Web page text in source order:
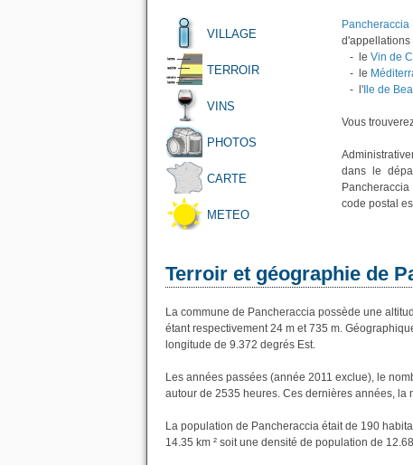
VILLAGE
TERROIR
VINS
PHOTOS
CARTE
METEO
Pancheraccia
d'appellations
- le Vin de
- le
- l' Ile de
Vous
dans le
code postal
Terroir et géographie de
La commune de Pancheraccia possède une
étant respectivement 24 m et 735 m.
longitude de 9.372 degrés Est.
Les années passées (année 2011 exclue), le
autour de 2535 heures. Ces dernières années,
La population de Pancheraccia était de 190
14.35 km ² soit une densité de population de